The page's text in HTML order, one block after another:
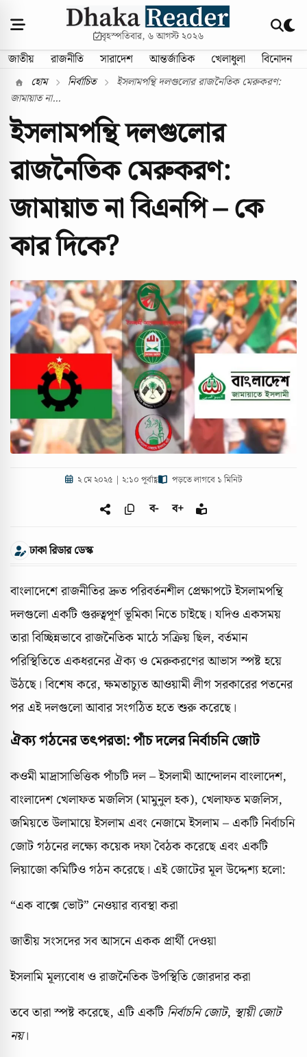
বৃহস্পতিবার, ৬ আগস্ট ২০২৬
জাতীয় রাজনীতি সারাদেশ আন্তর্জাতিক খেলাধুলা বিনোদন
হোম নির্বাচিত
ইসলামপন্থি দলগুলোর রাজনৈতিক মেরুকরণ:
জামায়াত না...
ইসলামপন্থি দলগুলোর
রাজনৈতিক মেরুকরণ:
জামায়াত না বিএনপি – কে
কার দিকে?
২ মে ২০২৫ | ২:১০ পূর্বাহ্ণ পড়তে লাগবে ১ মিনিট
ব- ব+
ঢাকা রিডার ডেস্ক
বাংলাদেশে রাজনীতির দ্রুত পরিবর্তনশীল প্রেক্ষাপটে ইসলামপন্থি
দলগুলো একটি গুরুত্বপূর্ণ ভূমিকা নিতে চাইছে। যদিও একসময়
তারা বিচ্ছিন্নভাবে রাজনৈতিক মাঠে সক্রিয় ছিল, বর্তমান
পরিস্থিতিতে একধরনের ঐক্য ও মেরুকরণের আভাস স্পষ্ট হয়ে
উঠছে। বিশেষ করে, ক্ষমতাচ্যুত আওয়ামী লীগ সরকারের পতনের
পর এই দলগুলো আবার সংগঠিত হতে শুরু করেছে।
ঐক্য গঠনের তৎপরতা: পাঁচ দলের নির্বাচনি জোট
কওমী মাদ্রাসাভিত্তিক পাঁচটি দল – ইসলামী আন্দোলন বাংলাদেশ,
বাংলাদেশ খেলাফত মজলিস (মামুনুল হক), খেলাফত মজলিস,
জমিয়তে উলামায়ে ইসলাম এবং নেজামে ইসলাম – একটি নির্বাচনি
জোট গঠনের লক্ষ্যে কয়েক দফা বৈঠক করেছে এবং একটি
লিয়াজো কমিটিও গঠন করেছে। এই জোটের মূল উদ্দেশ্য হলো:
“এক বাক্সে ভোট” নেওয়ার ব্যবস্থা করা
জাতীয় সংসদের সব আসনে একক প্রার্থী দেওয়া
ইসলামি মূল্যবোধ ও রাজনৈতিক উপস্থিতি জোরদার করা
তবে তারা স্পষ্ট করেছে, এটি একটি নির্বাচনি জোট, স্থায়ী জোট
নয়।